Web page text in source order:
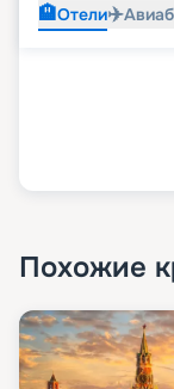
🏨Отели✈️
Похожие